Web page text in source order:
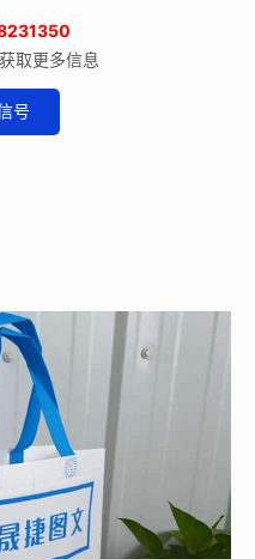
取更多信息
号